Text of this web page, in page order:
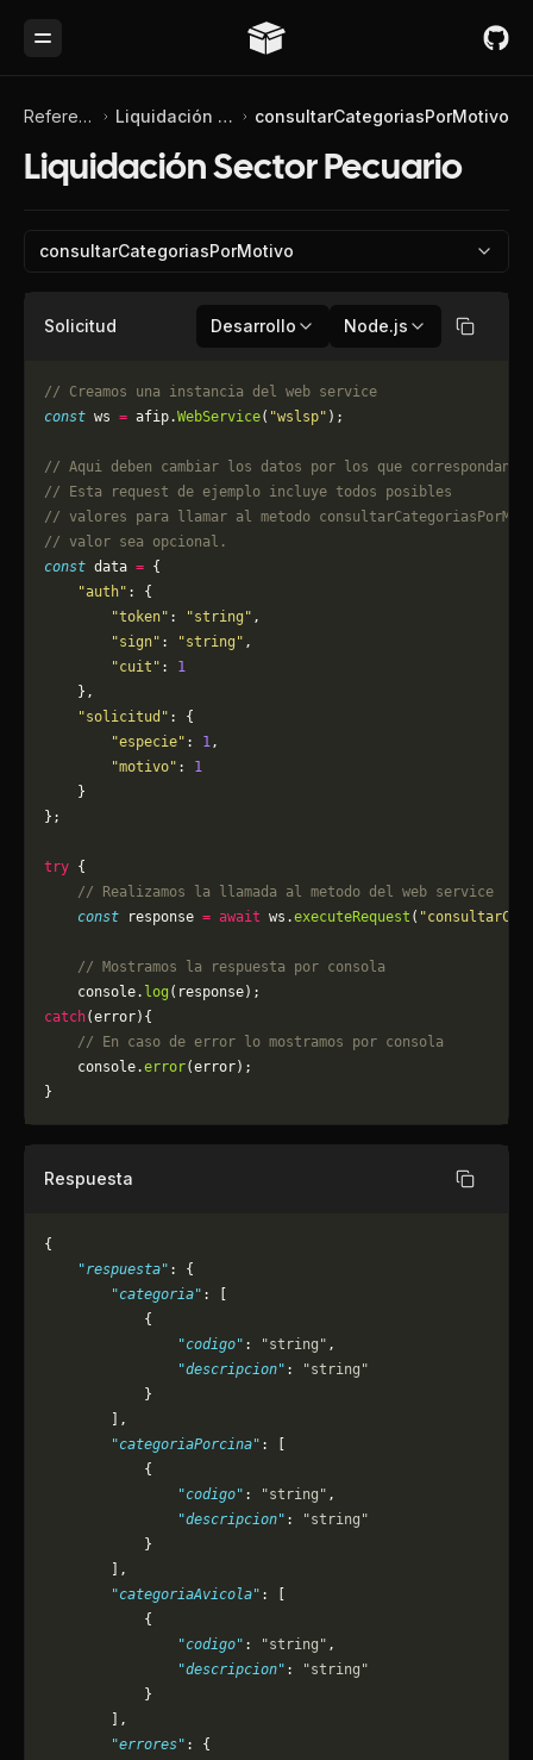
Toggle Menu
Referencia de API Liquidación Sector Pecuario consultarCategoriasPorMotivo
Liquidación Sector Pecuario
consultarCategoriasPorMotivo
Solicitud Desarrollo Node.js Copiar
// Creamos una instancia del web service
const ws = afip.WebService( "wslsp" );
// Aqui deben cambiar los datos por los que correspondan.
// Esta request de ejemplo incluye todos posibles
// valores para llamar al metodo
// valor sea opcional.
const data = {
    "auth"
: {
        "token"
: "string" ,
        "sign"
: "string" ,
        "cuit"
: 1
    },
    "solicitud"
: {
        "especie"
: 1,
        "motivo"
: 1
    }
};
try {
    // Realizamos la llamada al metodo del web service
    const
response = await ws.executeRequest (
    // Mostramos la respuesta por consola
    console.
log (response);
catch(error){
    // En caso de error lo mostramos por consola
	console.
error(error);
}
Respuesta Copiar
{
    "respuesta"
: {
        "categoria"
: [
            {
                "codigo"
: "string" ,
                "descripcion"
:
"string"
            }
        ],
        "categoriaPorcina"
: [
            {
                "codigo"
: "string" ,
                "descripcion"
:
"string"
            }
        ],
        "categoriaAvicola"
: [
            {
                "codigo"
: "string" ,
                "descripcion"
:
"string"
            }
        ],
        "errores"
: {